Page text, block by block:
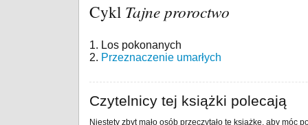
Cykl Tajne proroctwo
1. Los pokonanych
2. Przeznaczenie umarłych
Czytelnicy tej książki polecają
Niestety zbyt mało osób przeczytało tę książkę, aby móc